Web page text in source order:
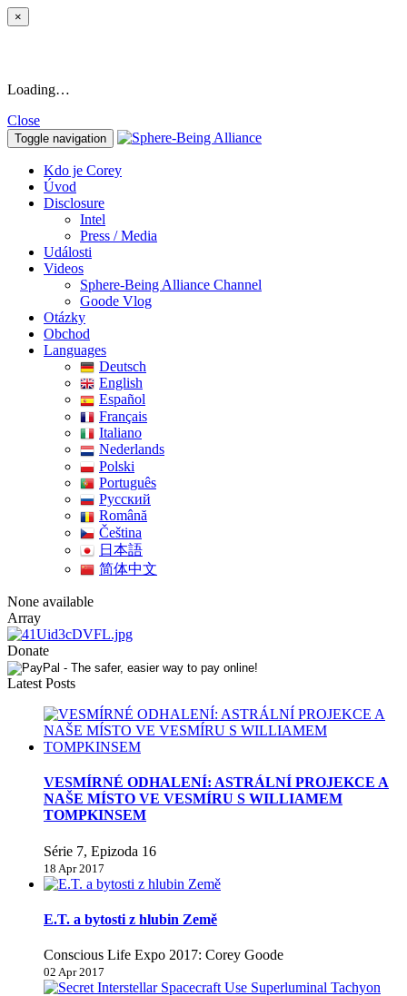
×
Loading…
Close
Toggle navigation
Kdo je Corey
Úvod
Disclosure
Intel
Press / Media
Události
Videos
Sphere-Being Alliance Channel
Goode Vlog
Otázky
Obchod
Languages
Deutsch
English
Español
Français
Italiano
Nederlands
Polski
Português
Pусский
Română
Čeština
日本語
简体中文
None available
Array
Donate
Latest Posts
VESMÍRNÉ ODHALENÍ: ASTRÁLNÍ PROJEKCE A
NAŠE MÍSTO VE VESMÍRU S WILLIAMEM
TOMPKINSEM
Série 7, Epizoda 16
18 Apr 2017
E.T. a bytosti z hlubin Země
Conscious Life Expo 2017: Corey Goode
02 Apr 2017